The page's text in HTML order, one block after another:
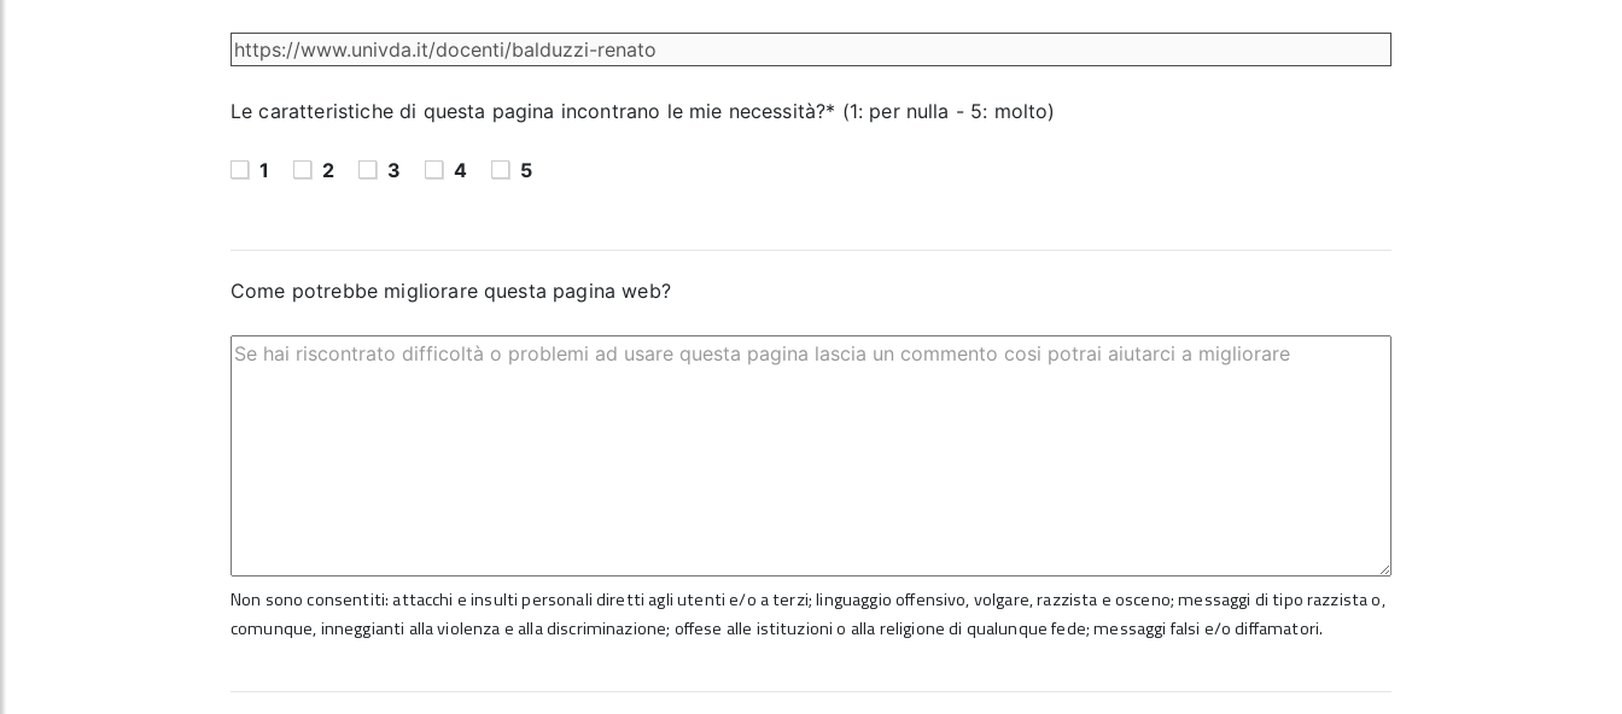
Le caratteristiche di questa pagina incontrano le mie necessità?* (1: per nulla - 5: molto)
1 2 3 4 5
Come potrebbe migliorare questa pagina web?
Non sono consentiti: attacchi e insulti personali diretti agli utenti e/o a terzi; linguaggio offensivo, volgare, razzista e osceno; messaggi di tipo razzista o,
comunque, inneggianti alla violenza e alla discriminazione; offese alle istituzioni o alla religione di qualunque fede; messaggi falsi e/o diffamatori.